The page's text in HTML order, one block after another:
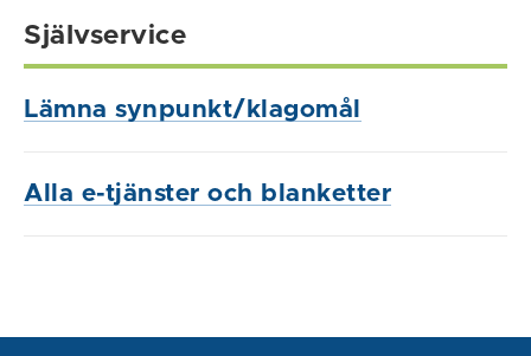
Självservice
Lämna synpunkt/klagomål
Alla e-tjänster och blanketter